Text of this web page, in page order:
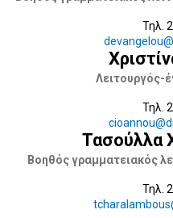
Τηλ.
Λειτουργός-
Τηλ.
Τασούλλα
Βοηθός γραμματειακός
Τηλ.